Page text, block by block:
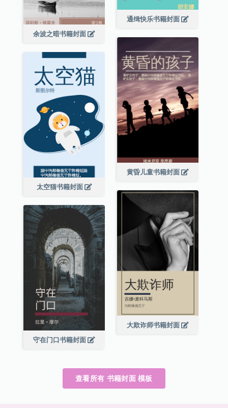
通缉快乐书籍封面
余波之暗书籍封面
黄昏儿童书籍封面
太空猫书籍封面
大欺诈师书籍封面
守在门口书籍封面
查看所有 书籍封面 模板